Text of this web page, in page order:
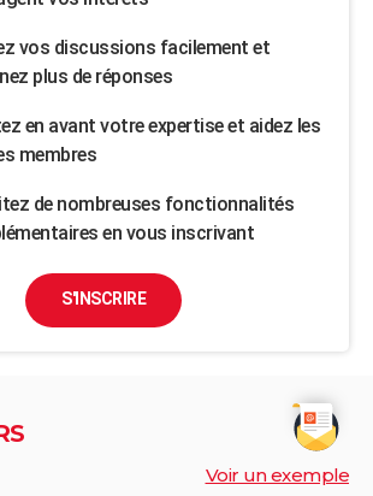
vos discussions facilement et
plus de réponses
en avant votre expertise et aidez les
membres
de nombreuses fonctionnalités
en vous inscrivant
S'INSCRIRE
Voir un exemple